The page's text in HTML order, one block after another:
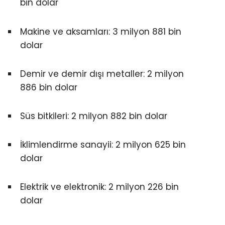
bin dolar
Makine ve aksamları: 3 milyon 881 bin
dolar
Demir ve demir dışı metaller: 2 milyon
886 bin dolar
Süs bitkileri: 2 milyon 882 bin dolar
İklimlendirme sanayii: 2 milyon 625 bin
dolar
Elektrik ve elektronik: 2 milyon 226 bin
dolar